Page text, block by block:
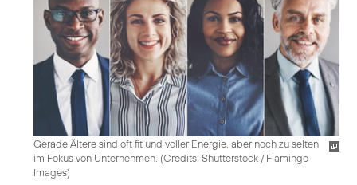
Gerade Ältere sind oft fit und voller Energie, aber noch zu selten
im Fokus von Unternehmen. (Credits: Shutterstock / Flamingo
Images)